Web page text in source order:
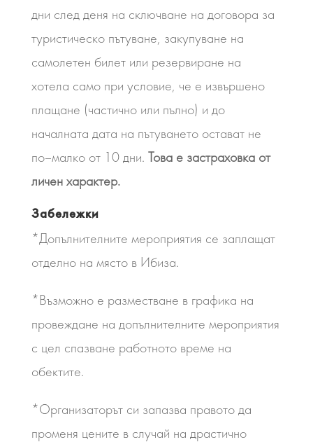
дни след деня на сключване на договора за
туристическо пътуване, закупуване на
самолетен билет или резервиране на
хотела само при условие, че е извършено
плащане (частично или пълно) и до
началната дата на пътуването остават не
по–малко от 10 дни. Това е застраховка от
личен характер.
Забележки
*Допълнителните мероприятия се заплащат
отделно на място в Ибиза.
*Възможно е разместване в графика на
провеждане на допълнителните мероприятия
с цел спазване работното време на
обектите.
*Организаторът си запазва правото да
променя цените в случай на драстично